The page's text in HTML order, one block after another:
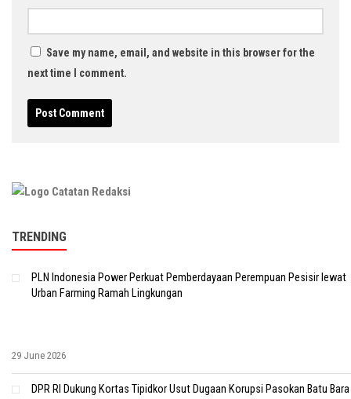
Save my name, email, and website in this browser for the
next time I comment.
TRENDING
PLN Indonesia Power Perkuat Pemberdayaan Perempuan Pesisir lewat
Urban Farming Ramah Lingkungan
29 June 2026
DPR RI Dukung Kortas Tipidkor Usut Dugaan Korupsi Pasokan Batu Bara